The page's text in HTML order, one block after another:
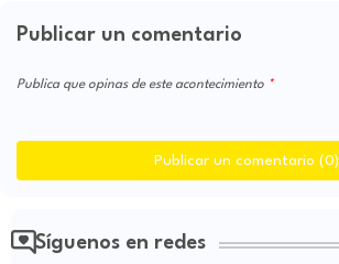
Publicar un comentario
Publica que opinas de este acontecimiento
Publicar un comentario (0)
Síguenos en redes